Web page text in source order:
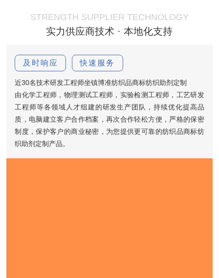
STRENGTH SUPPLIER TECHNOLOGY
实力供应商技术 · 本地化支持
及时响应 快速服务
近30名技术研发工程师坐镇博准纺织品商标纺织助剂定制
由化学工程师，物理测试工程师，实验检测工程师，工艺研发
工程师等各领域人才组建的研发生产团队，持续优化提高品
质，电脑建立客户合作档案，再次合作轻松方便，严格的保密
制度，保护客户的商业秘密，为您提供更可靠的纺织品商标纺
织助剂定制产品。